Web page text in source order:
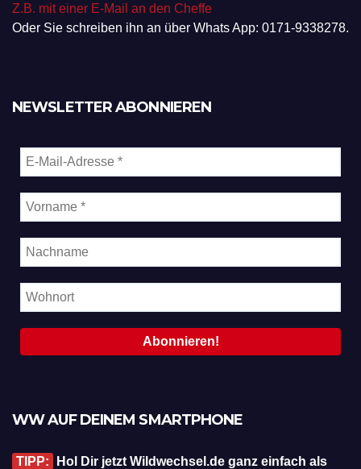
Z.B. mit einer E-Mail an den Cheffe
Oder Sie schreiben ihn an über Whats App: 0171-9338278.
NEWSLETTER ABONNIEREN
WW AUF DEINEM SMARTPHONE
TIPP:
Hol Dir jetzt Wildwechsel.de ganz einfach als